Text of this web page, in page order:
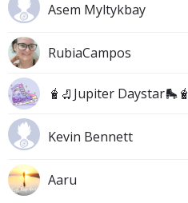
Asem Myltykbay
RubiaCampos
🧋🛼Jupiter Daystar🛼🧋
Kevin Bennett
Aaru